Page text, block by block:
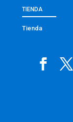
TIENDA
Tienda